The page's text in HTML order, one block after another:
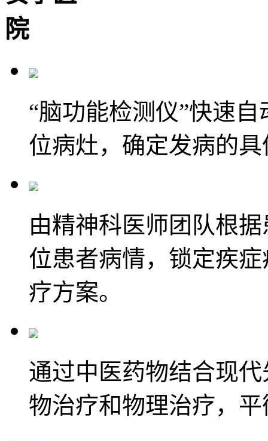
“脑功能检测仪”快速
位病灶，确定发病的
由精神科医师团队根
位患者病情，锁定疾
疗方案。
通过中医药物结合现
物治疗和物理治疗，